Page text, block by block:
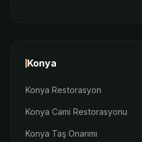
Konya
Konya Restorasyon
Konya Cami Restorasyonu
Konya Taş Onarımı